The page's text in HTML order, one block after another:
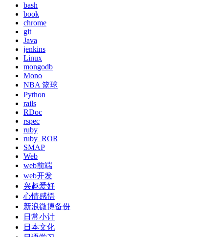
bash
book
chrome
git
Java
jenkins
Linux
mongodb
Mono
NBA 篮球
Python
rails
RDoc
rspec
ruby
ruby_ROR
SMAP
Web
web前端
web开发
兴趣爱好
心情感悟
新浪微博备份
日常小计
日本文化